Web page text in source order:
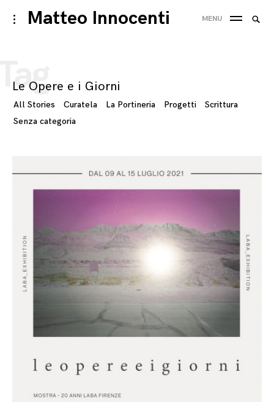
Skip
to
Matteo Innocenti
toggle
MENU
Le Opere e i Giorni
All Stories Curatela La Portineria Progetti
Scrittura
Senza categoria